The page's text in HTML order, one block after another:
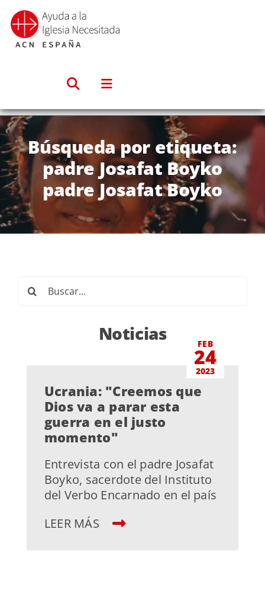
Saltar
contenido
Búsqueda por etiqueta:
padre Josafat Boyko
padre Josafat Boyko
Noticias FEB
24
2023
Ucrania: "Creemos que
Dios va a parar esta
guerra en el justo
momento"
Entrevista con el padre Josafat
Boyko, sacerdote del Instituto
del Verbo Encarnado en el país
LEER MÁS